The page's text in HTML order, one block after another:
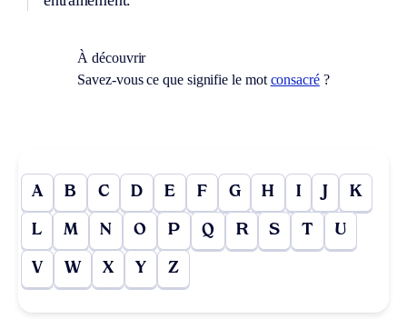
À découvrir
Savez-vous ce que signifie le mot consacré?
A B C D E F G H I J K
L M N O P Q R S T U
V W X Y Z